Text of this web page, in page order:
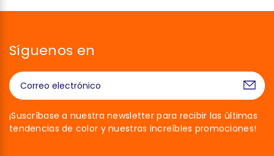
Síguenos en
¡Suscríbase a nuestra newsletter para recibir las últimas
tendencias de color y nuestras increíbles promociones!